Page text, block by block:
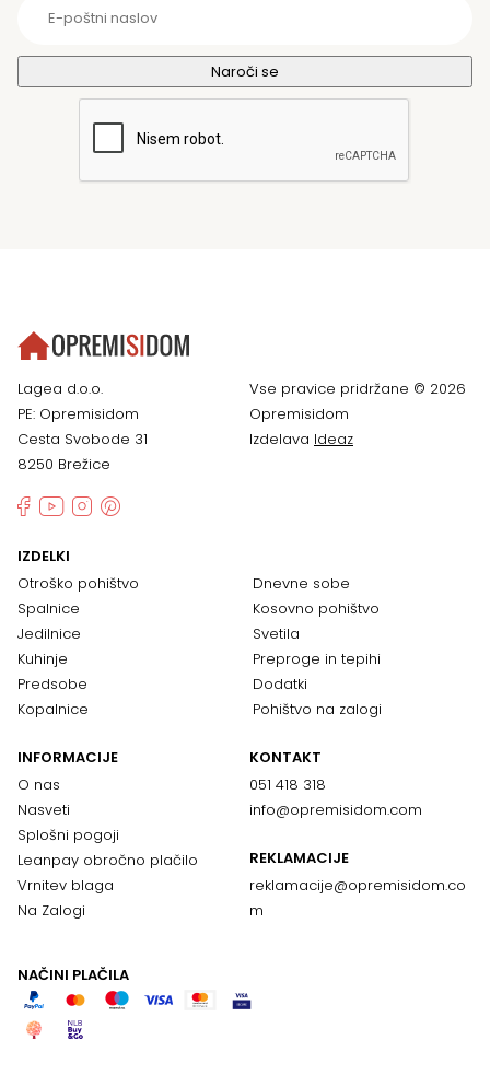
Lagea d.o.o.
PE: Opremisidom
Cesta Svobode 31
8250 Brežice
Vse pravice pridržane © 2026
Opremisidom
Izdelava Ideaz
IZDELKI
Otroško pohištvo
Spalnice
Jedilnice
Kuhinje
Predsobe
Kopalnice
Dnevne sobe
Kosovno pohištvo
Svetila
Preproge in tepihi
Dodatki
Pohištvo na zalogi
INFORMACIJE
O nas
Nasveti
Splošni pogoji
Leanpay obročno plačilo
Vrnitev blaga
Na Zalogi
KONTAKT
051 418 318
info@opremisidom.com
REKLAMACIJE
reklamacije@opremisidom.co
m
NAČINI PLAČILA